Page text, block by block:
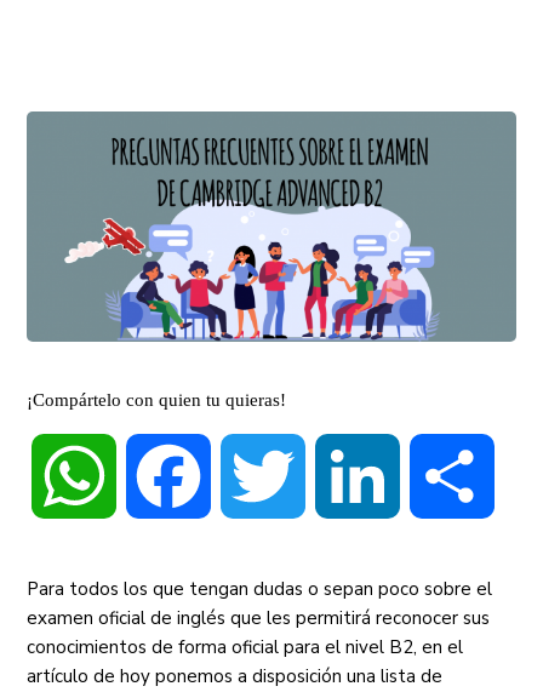
¡Compártelo con quien tu quieras!
WhatsApp Facebook Twitter LinkedIn
Para todos los que tengan dudas o sepan poco sobre el
examen oficial de inglés que les permitirá reconocer sus
conocimientos de forma oficial para el nivel B2, en el
artículo de hoy ponemos a disposición una lista de